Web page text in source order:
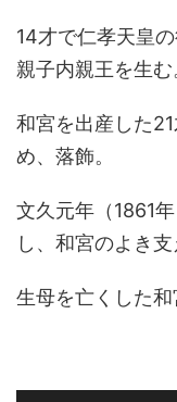
14才で仁孝天皇
親子内親王を生む
和宮を出産した
め、落飾。
文久元年（1861
し、和宮のよき支
生母を亡くした和